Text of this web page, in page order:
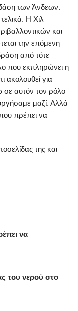
των Άνδεων.
Η Χιλ
και
την επόμενη
από τότε
που εκπληρώνει η
ακολουθεί για
σε αυτόν τον ρόλο
μαζί. Αλλά
πρέπει να
της και
να
του νερού στο